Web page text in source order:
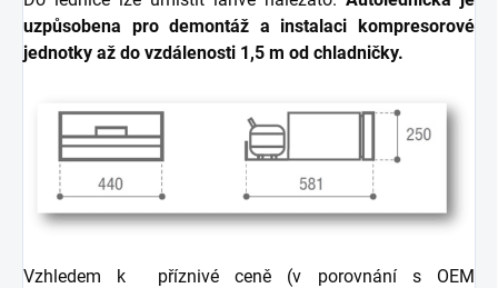
uzpůsobena pro demontáž a instalaci kompresorové
jednotky až do vzdálenosti 1,5 m od chladničky.
Vzhledem k příznivé ceně (v porovnání s OEM